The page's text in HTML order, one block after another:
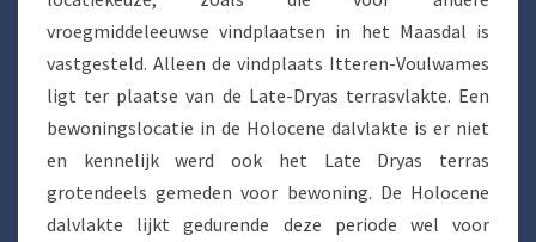
vroegmiddeleeuwse vindplaatsen in het Maasdal is
vastgesteld. Alleen de vindplaats Itteren-Voulwames
ligt ter plaatse van de Late-Dryas terrasvlakte. Een
bewoningslocatie in de Holocene dalvlakte is er niet
en kennelijk werd ook het Late Dryas terras
grotendeels gemeden voor bewoning. De Holocene
dalvlakte lijkt gedurende deze periode wel voor